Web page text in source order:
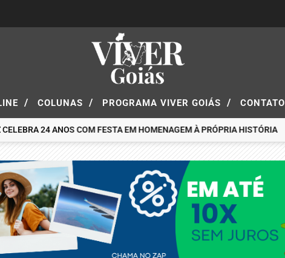
/ COLUNAS / PROGRAMA VIVER GOIÁS / CONTATO
24 ANOS COM FESTA EM HOMENAGEM À PRÓPRIA HISTÓRIA